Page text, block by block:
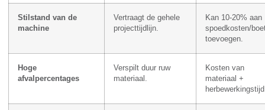
Stilstand van de
machine
Vertraagt de gehele
projecttijdlijn.
Kan 10-20% aan
spoedkosten/
toevoegen.
Hoge
afvalpercentages
Verspilt duur ruw
materiaal.
Kosten van
materiaal +